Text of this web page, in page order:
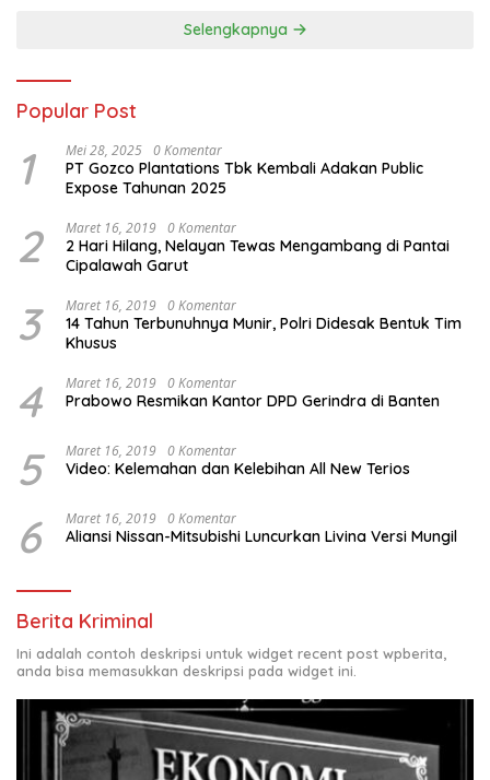
Selengkapnya
Popular Post
1 Mei 28, 2025 0 Komentar
PT Gozco Plantations Tbk Kembali Adakan Public
Expose Tahunan 2025
2 Maret 16, 2019 0 Komentar
2 Hari Hilang, Nelayan Tewas Mengambang di Pantai
Cipalawah Garut
3 Maret 16, 2019 0 Komentar
14 Tahun Terbunuhnya Munir, Polri Didesak Bentuk Tim
Khusus
4 Maret 16, 2019 0 Komentar
Prabowo Resmikan Kantor DPD Gerindra di Banten
5 Maret 16, 2019 0 Komentar
Video: Kelemahan dan Kelebihan All New Terios
6 Maret 16, 2019 0 Komentar
Aliansi Nissan-Mitsubishi Luncurkan Livina Versi Mungil
Berita Kriminal
Ini adalah contoh deskripsi untuk widget recent post wpberita,
anda bisa memasukkan deskripsi pada widget ini.